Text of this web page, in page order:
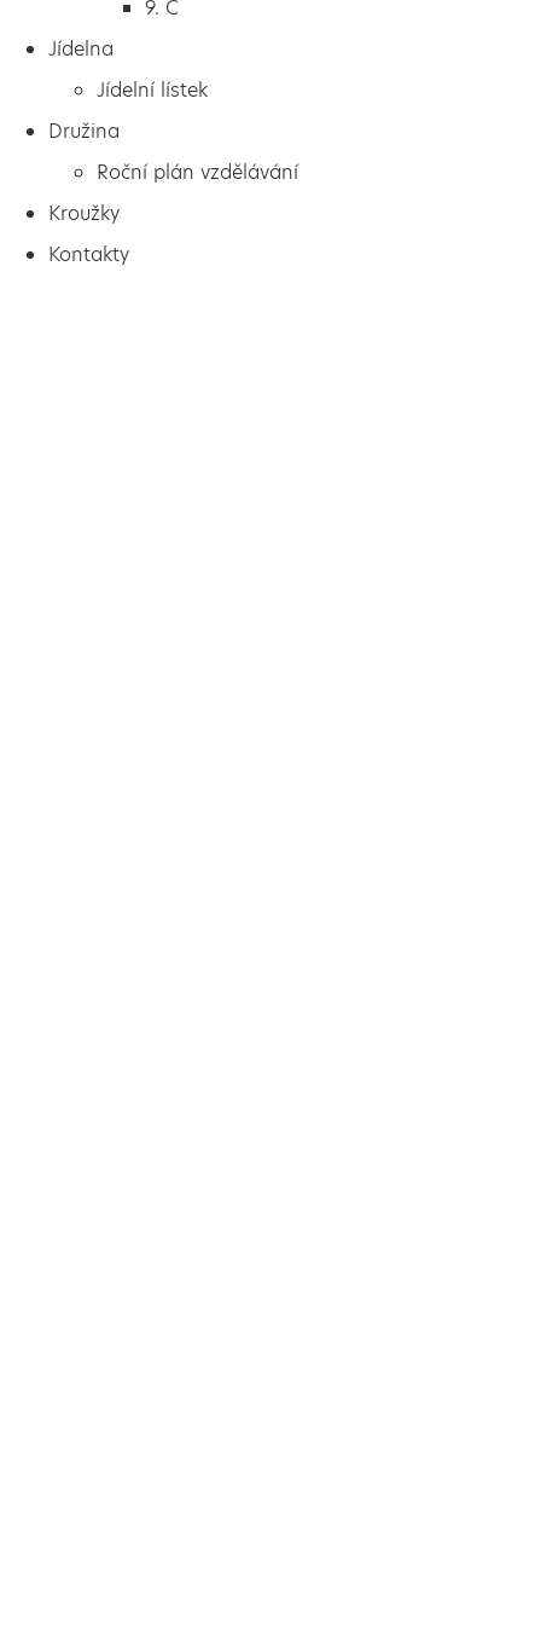
9. C
Jídelna
Jídelní lístek
Družina
Roční plán vzdělávání
Kroužky
Kontakty